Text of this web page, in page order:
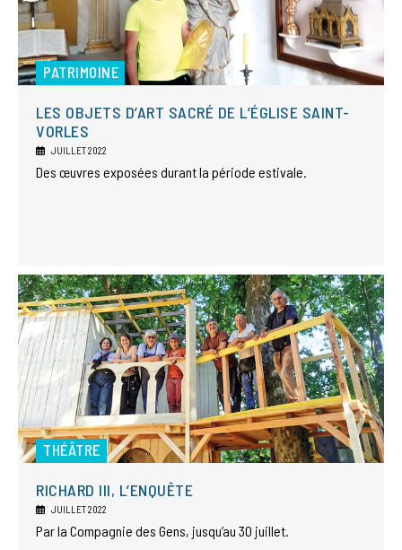
PATRIMOINE
LES OBJETS D’ART SACRÉ DE L’ÉGLISE SAINT-
VORLES
JUILLET 2022
Des œuvres exposées durant la période estivale.
THÉÂTRE
RICHARD III, L’ENQUÊTE
JUILLET 2022
Par la Compagnie des Gens, jusqu’au 30 juillet.